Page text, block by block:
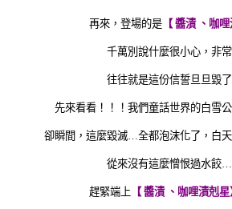
再來，登場的是【 醬漬 、咖哩
千萬別說什麼很小心，非
往往就是這份信誓旦旦毀
先來看看！！！我們童話世界的白雪
卻瞬間，這麼毀滅…全都泡沫化了，白
從來沒有這麼憎恨過水餃
趕緊端上 【 醬漬 、咖哩漬剋星